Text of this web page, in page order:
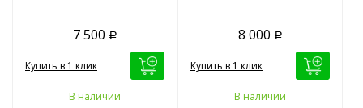
7 500 Р
Купить в 1 клик
В наличии
8 000 Р
Купить в 1 клик
В наличии